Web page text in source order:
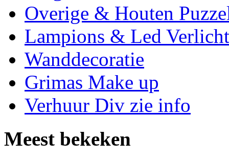
Overige & Houten
Lampions & Led
Wanddecoratie
Grimas Make up
Verhuur Div zie info
Meest bekeken